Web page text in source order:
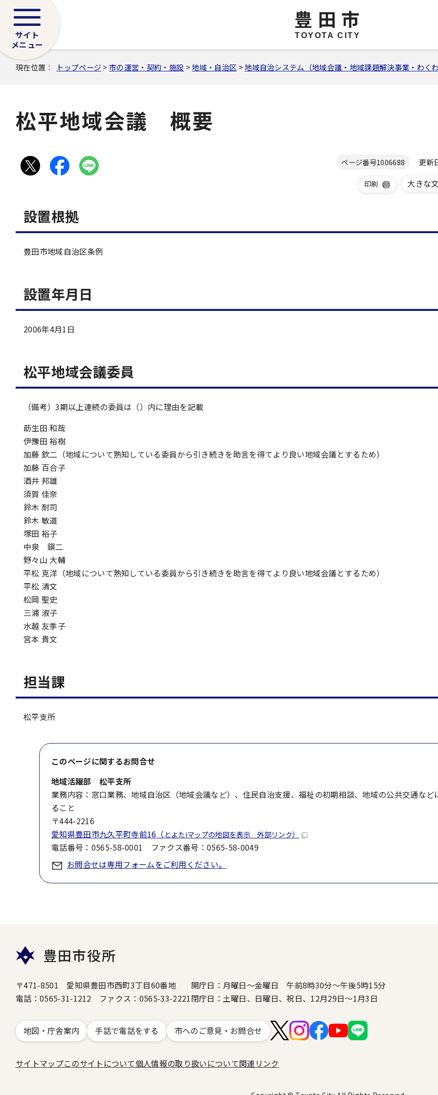
豊田市
TOYOTA CITY
サイト
メニュー
現在位置： トップページ >市の運営・契約・施設 >地域・自治区 >地域自治システム（地域会議・地域課題解決事業・わく
松平地域会議 概要
ページ番号1006688 更新
印刷 大きな
設置根拠
豊田市地域自治区条例
設置年月日
2006年4月1日
松平地域会議委員
（備考）3期以上連続の委員は（）内に理由を記載
莇生田 和哉
伊豫田 裕樹
加藤 欽二（地域について熟知している委員から引き続きを助言を得てより良い地域会議とするため）
加藤 百合子
酒井 邦雄
須賀 佳奈
鈴木 耐司
鈴木 敏道
塚田 裕子
中泉 鎭二
野々山 大輔
平松 克洋（地域について熟知している委員から引き続きを助言を得てより良い地域会議とするため）
平松 清文
松岡 聖史
三浦 淑子
水越 友季子
宮本 貴文
担当課
松平支所
このページに関するお問合せ
地域活躍部 松平支所
業務内容：窓口業務、地域自治区（地域会議など）、住民自治支援、福祉の初期相談、地域の公共交通など
ること
〒444-2216
愛知県豊田市九久平町寺前16（ とよたiマップの地図を表示 外部リンク）
電話番号：0565-58-0001 ファクス番号：0565-58-0049
お問合せは専用フォームをご利用ください。
豊田市役所
〒471-8501 愛知県豊田市西町3丁目60番地
電話：0565-31-1212 ファクス：0565-33-2221
開庁日：月曜日～金曜日 午前8時30分～午後5時15分
閉庁日：土曜日、日曜日、祝日、12月29日～1月3日
地図・庁舎案内 手話で電話をする 市へのご意見・お問合せ
サイトマップこのサイトについて個人情報の取り扱いについて関連リンク